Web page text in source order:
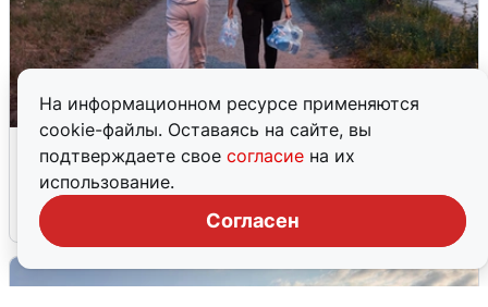
На информационном ресурсе применяются
cookie-файлы. Оставаясь на сайте, вы
подтверждаете свое согласие на их
использование.
Согласен
Опубликована карта отключений
воды в Воронеже
6 августа